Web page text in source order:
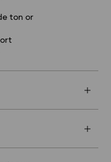
ton or
mesure
postales ou
du
y avoir un délai
par e-mail.